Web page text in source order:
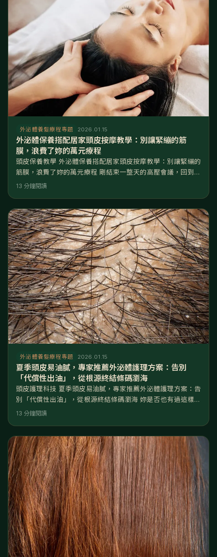
外泌體養髮療程專題 2026.01.15
外泌體保養搭配居家頭皮按摩教學：別讓緊繃的筋
膜，浪費了妳的萬元療程
頭皮保養教學 外泌體保養搭配居家頭皮按摩教學：別讓緊繃的
筋膜，浪費了妳的萬元療程 剛結束一整天的高壓會議，回到家
洗完澡，拿出那瓶要價不菲的居家外泌體養髮液，妳是否只是
「吃」進去？ 請注意，妳的頭皮可能處於「吸收不良」的狀
態。 核心解答： 頭皮下方布滿了微血管與筋膜（帽狀腱
膜）。當壓力大導致頭皮緊繃
13 分鐘閱讀
外泌體養髮療程專題 2026.01.15
夏季頭皮易油膩，專家推薦外泌體護理方案：告別
「代償性出油」，從根源終結條碼瀏海
頭皮護理科技 夏季頭皮易油膩，專家推薦外泌體護理方案：告
別「代償性出油」，從根源終結條碼瀏海 妳是否也有過這樣的
崩潰時刻？早上才精心吹整出完美的「高顱頂」髮型，騎機車
甚至在下午開會時,隱約聞到自己頭頂飄出一股油耗味，讓妳在
專業場合不敢自信抬頭。 面對夏季頭皮出油，光靠「強力清
潔」是無效的
13 分鐘閱讀